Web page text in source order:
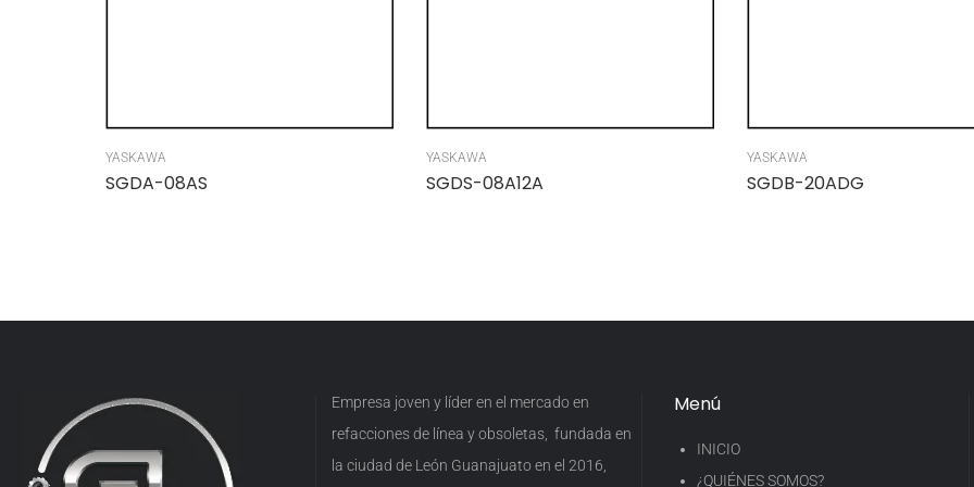
YASKAWA
SGDA-08AS
YASKAWA
SGDS-08A12A
YASKAWA
SGDB-20ADG
Empresa joven y líder en el mercado en
refacciones de línea y obsoletas, fundada en
la ciudad de León Guanajuato en el 2016,
Menú
INICIO
¿QUIÉNES SOMOS?